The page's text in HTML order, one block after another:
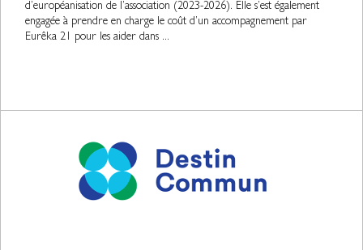
d’européanisation de l’association (2023-2026). Elle s’est également
engagée à prendre en charge le coût d’un accompagnement par
Eurêka 21 pour les aider dans ...